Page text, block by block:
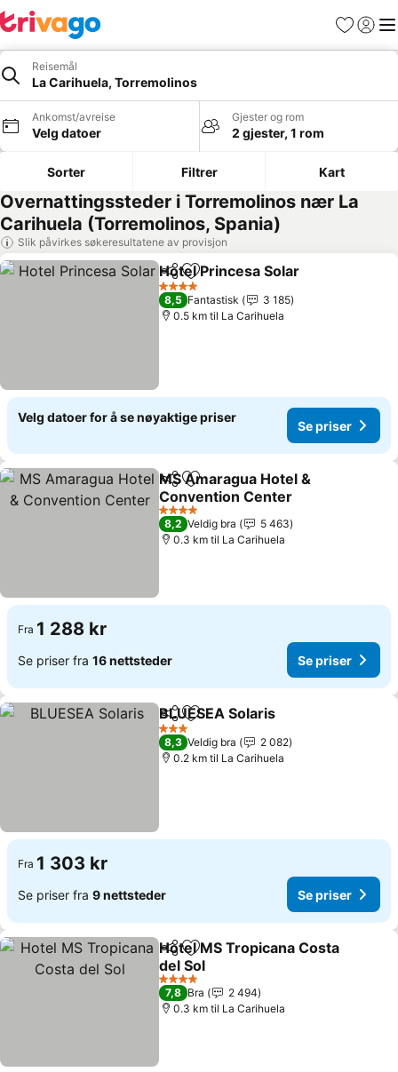
Favoritter
Logg
Reisemål
La Carihuela, Torremolinos
Ankomst/avreise
Velg datoer
Gjester og rom
2 gjester, 1 rom
Sorter Filtrer Kart
Overnattingssteder i Torremolinos nær La
Carihuela (Torremolinos, Spania)
Slik påvirkes søkeresultatene av provisjon
Del Legg til i favoritter
Hotel Princesa Solar
4 Stjerner
8,5 Fantastisk
3 185
0.5 km til La Carihuela
Velg datoer for å se nøyaktige priser
Se priser
Del Legg til i favoritter
MS Amaragua Hotel &
Convention Center
Se priser
4 Stjerner
8,2 Veldig bra
5 463
0.3 km til La Carihuela
Fra 1 288 kr
Se priser fra 16 nettsteder Se priser
Del Legg til i favoritter
BLUESEA Solaris
3 Stjerner
8,3 Veldig bra
2 082
0.2 km til La Carihuela
Fra 1 303 kr
Se priser fra 9 nettsteder Se priser
Del Legg til i favoritter
Hotel MS Tropicana Costa
del Sol
Se priser
4 Stjerner
7,8 Bra
2 494
0.3 km til La Carihuela